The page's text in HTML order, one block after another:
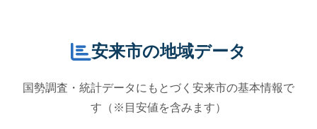
安来市の地域データ
国勢調査・統計データにもとづく安来市の基本情報で
す（※目安値を含みます）